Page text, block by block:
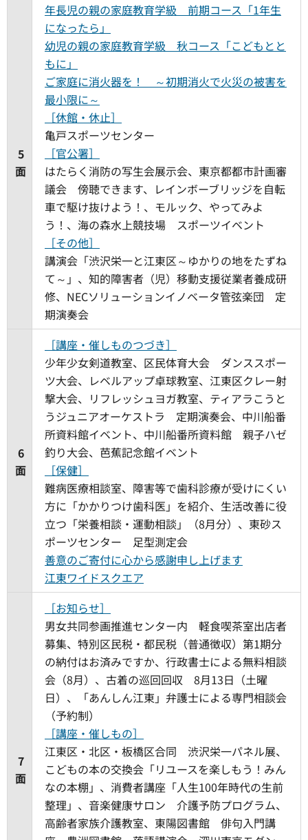
5
面
年長児の親の家庭教育学級 前期コース「1年生
になったら」
幼児の親の家庭教育学級 秋コース「こどもとと
もに」
ご家庭に消火器を！ ～初期消火で火災の被害を
最小限に～
［休館・休止］
亀戸スポーツセンター
［官公署］
はたらく消防の写生会展示会、東京都都市計画審
議会 傍聴できます、レインボーブリッジを自転
車で駆け抜けよう！、モルック、やってみよ
う！、海の森水上競技場 スポーツイベント
［その他］
講演会「渋沢栄一と江東区～ゆかりの地をたずね
て～」、知的障害者（児）移動支援従業者養成研
修、NECソリューションイノベータ管弦楽団 定
期演奏会
6
面
［講座・催しものつづき］
少年少女剣道教室、区民体育大会 ダンススポー
ツ大会、レベルアップ卓球教室、江東区クレー射
撃大会、リフレッシュヨガ教室、ティアラこうと
うジュニアオーケストラ 定期演奏会、中川船番
所資料館イベント、中川船番所資料館 親子ハゼ
釣り大会、芭蕉記念館イベント
［保健］
難病医療相談室、障害等で歯科診療が受けにくい
方に「かかりつけ歯科医」を紹介、生活改善に役
立つ「栄養相談・運動相談」（8月分）、東砂ス
ポーツセンター 足型測定会
善意のご寄付に心から感謝申し上げます
江東ワイドスクエア
7
面
［お知らせ］
男女共同参画推進センター内 軽食喫茶室出店者
募集、特別区民税・都民税（普通徴収）第1期分
の納付はお済みですか、行政書士による無料相談
会（8月）、古着の巡回回収 8月13日（土曜
日）、「あんしん江東」弁護士による専門相談会
（予約制）
［講座・催しもの］
江東区・北区・板橋区合同 渋沢栄一パネル展、
こどもの本の交換会「リユースを楽しもう！みん
なの本棚」、消費者講座「人生100年時代の生前
整理」、音楽健康サロン 介護予防プログラム、
高齢者家族介護教室、東陽図書館 俳句入門講